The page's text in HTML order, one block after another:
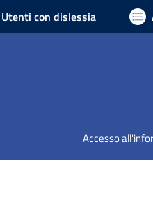
Utenti con dislessia
Accesso